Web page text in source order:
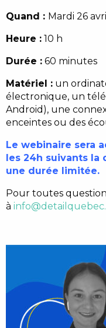
Quand : Mardi 26
Heure : 10 h
Durée : 60 minutes
Matériel : un
électronique, un
Android), une
enceintes ou des
Le webinaire sera
les 24h suivants
une durée limitée.
Pour toutes
à